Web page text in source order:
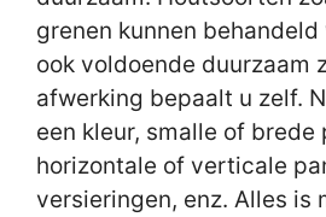
grenen kunnen
ook voldoende duurzaam
afwerking bepaalt u zelf.
een kleur, smalle of brede
horizontale of verticale
versieringen, enz. Alles is